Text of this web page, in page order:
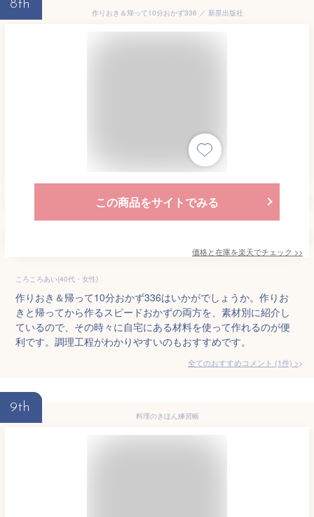
8th
作りおき＆帰って10分おかず336 ／ 新星出版社
この商品をサイトでみる
価格と在庫を楽天でチェック >>
ころころあい(40代・女性)
作りおき＆帰って10分おかず336はいかがでしょうか。作りお
きと帰ってから作るスピードおかずの両方を、素材別に紹介し
ているので、その時々に自宅にある材料を使って作れるのが便
利です。調理工程がわかりやすいのもおすすめです。
全てのおすすめコメント (1件) >
9th
料理のきほん練習帳